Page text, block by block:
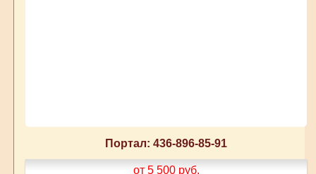
Портал: 436-896-85-91
от 5 500 руб.